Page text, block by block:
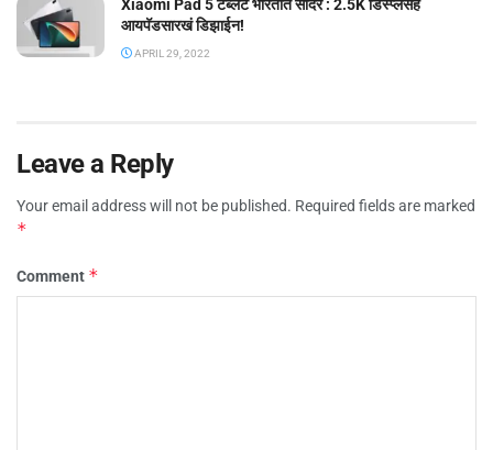
Xiaomi Pad 5 टॅब्लेट भारतात सादर : 2.5K डिस्प्लेसह
आयपॅडसारखं डिझाईन!
APRIL 29, 2022
Leave a Reply
Your email address will not be published. Required fields are marked
*
Comment *